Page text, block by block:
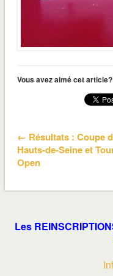
Vous avez aimé cet
← Résultats : Coupe
Hauts-de-Seine et
Open
Les